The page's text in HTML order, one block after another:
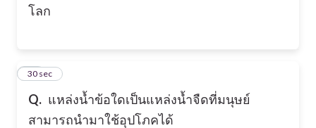
โลก
Q. แหล่งนํ้าข้อใดเป็นแหล่งนํ้าจืดที่มนุษย์
สามารถนำมาใช้อุปโภคได้
14
30 sec